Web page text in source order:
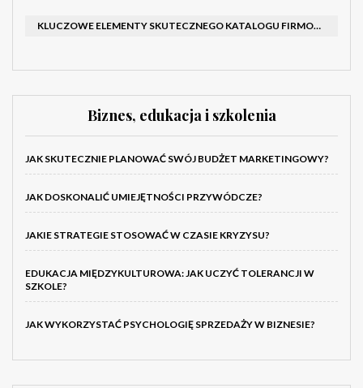
KLUCZOWE ELEMENTY SKUTECZNEGO KATALOGU FIRMOWEGO I BROSZURY
Biznes, edukacja i szkolenia
JAK SKUTECZNIE PLANOWAĆ SWÓJ BUDŻET MARKETINGOWY?
JAK DOSKONALIĆ UMIEJĘTNOŚCI PRZYWÓDCZE?
JAKIE STRATEGIE STOSOWAĆ W CZASIE KRYZYSU?
EDUKACJA MIĘDZYKULTUROWA: JAK UCZYĆ TOLERANCJI W
SZKOLE?
JAK WYKORZYSTAĆ PSYCHOLOGIĘ SPRZEDAŻY W BIZNESIE?